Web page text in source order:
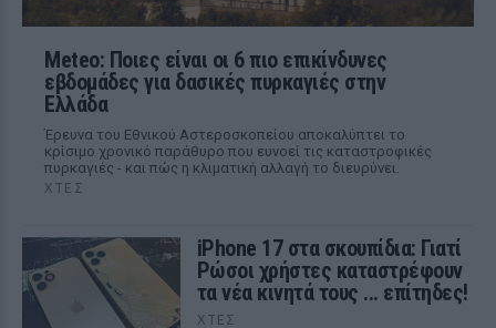
Meteo: Ποιες είναι οι 6 πιο επικίνδυνες
εβδομάδες για δασικές πυρκαγιές στην
Ελλάδα
Έρευνα του Εθνικού Αστεροσκοπείου αποκαλύπτει το
κρίσιμο χρονικό παράθυρο που ευνοεί τις καταστροφικές
πυρκαγιές - και πώς η κλιματική αλλαγή το διευρύνει.
ΧΤΕΣ
iPhone 17 στα σκουπίδια: Γιατί
Ρώσοι χρήστες καταστρέφουν
τα νέα κινητά τους ... επίτηδες!
ΧΤΕΣ